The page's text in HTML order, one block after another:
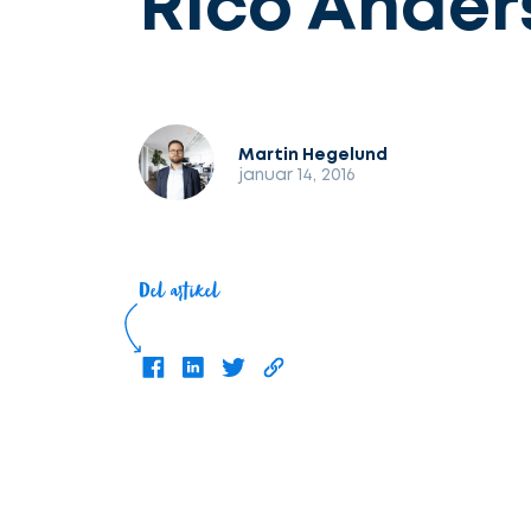
Martin Hegelund
januar 14, 2016
Del artikel